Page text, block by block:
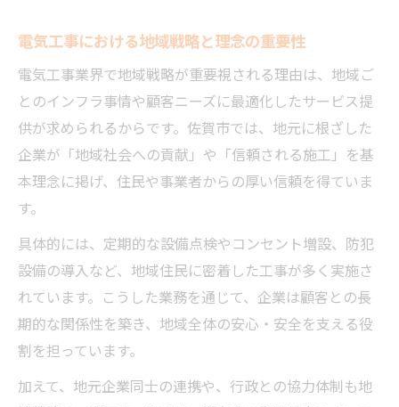
電気工事における地域戦略と理念の重要性
電気工事業界で地域戦略が重要視される理由は、地域ご
とのインフラ事情や顧客ニーズに最適化したサービス提
供が求められるからです。佐賀市では、地元に根ざした
企業が「地域社会への貢献」や「信頼される施工」を基
本理念に掲げ、住民や事業者からの厚い信頼を得ていま
す。
具体的には、定期的な設備点検やコンセント増設、防犯
設備の導入など、地域住民に密着した工事が多く実施さ
れています。こうした業務を通じて、企業は顧客との長
期的な関係性を築き、地域全体の安心・安全を支える役
割を担っています。
加えて、地元企業同士の連携や、行政との協力体制も地